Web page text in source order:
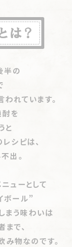
参道で旨い
」】
”客 ばかりだ
でもウェル
ている角打
」
役を務め
ぎて、夫婦
笑顔で言い
の「焼酎ハ
イボール」は
進化系角打
立ち飲み形
まで
脚で42年
フが焼き上
ボール」が
文化と酒屋
の際は多人
て皆の話に
ちの世界に
す。
半の
れています。
を
と
シピは、
出。
ューとして
ボール”
まう味わいは
で、
物なのです。